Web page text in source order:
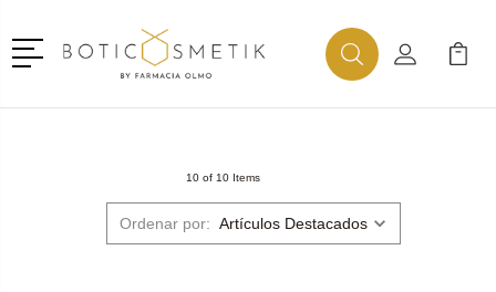
Menú
BuscarMi Cuenta
Mi
10 of 10 Items
Ordenar por: